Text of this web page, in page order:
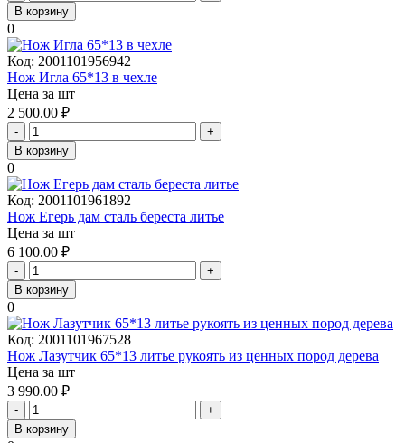
В корзину
0
Код: 2001101956942
Нож Игла 65*13 в чехле
Цена за шт
2 500.00 ₽
-
+
В корзину
0
Код: 2001101961892
Нож Егерь дам сталь береста литье
Цена за шт
6 100.00 ₽
-
+
В корзину
0
Код: 2001101967528
Нож Лазутчик 65*13 литье рукоять из ценных пород дерева
Цена за шт
3 990.00 ₽
-
+
В корзину